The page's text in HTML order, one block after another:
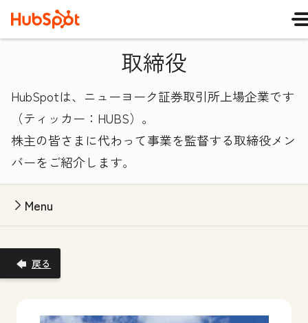
取締役
HubSpotは、ニューヨーク証券取引所上場企業です
（ティッカー：HUBS）。
株主の皆さまに代わって事業を監督する取締役メン
バーをご紹介します。
Menu
戻る